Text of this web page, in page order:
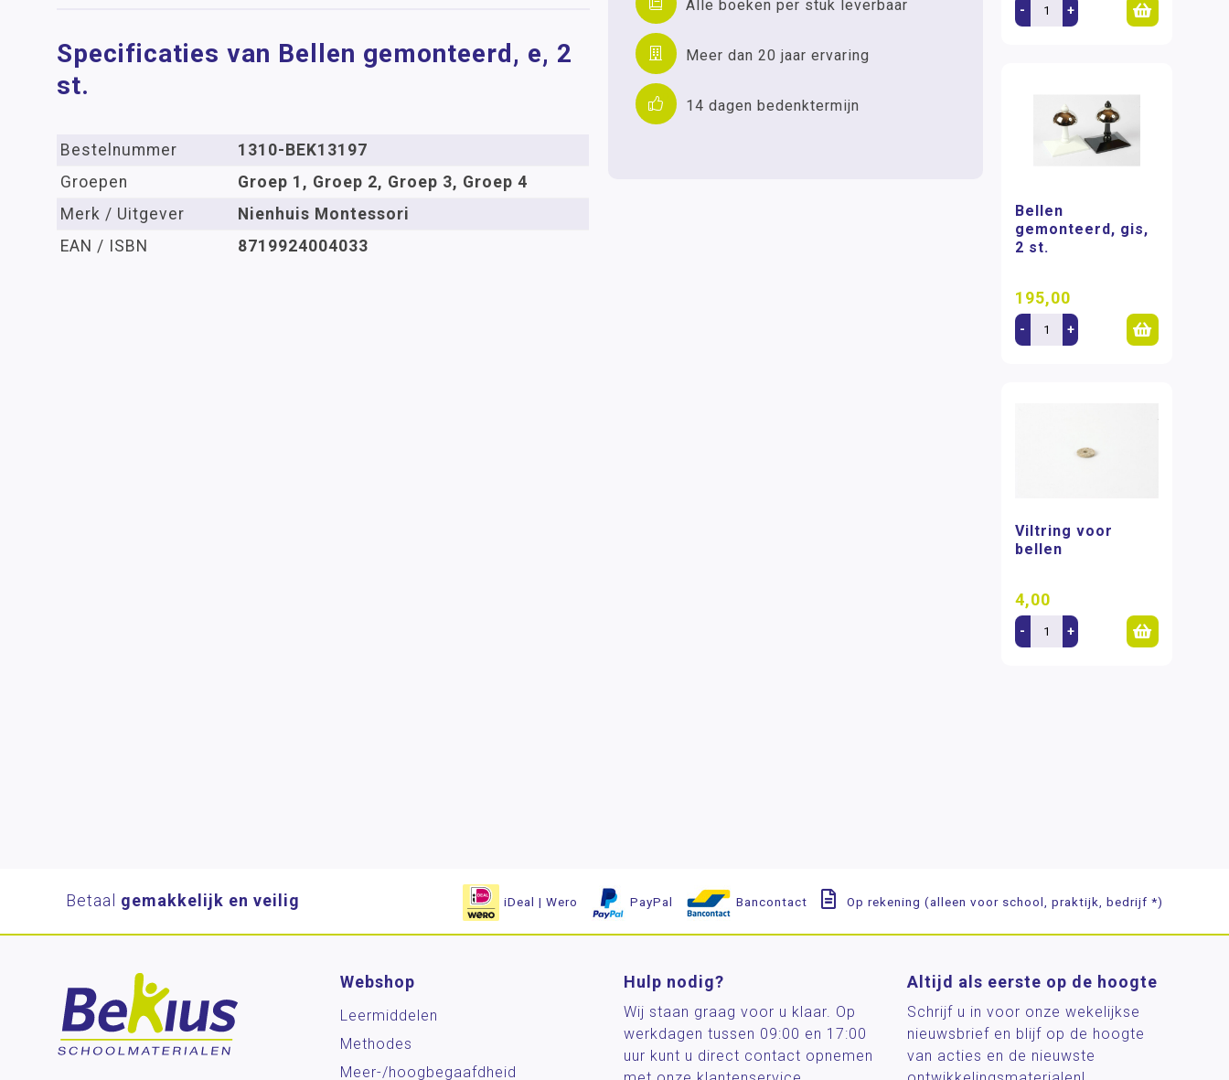
Alle boeken per stuk leverbaar
Meer dan 20 jaar ervaring
14 dagen bedenktermijn
Specificaties van Bellen gemonteerd, e, 2
st.
Bestelnummer
1310-BEK13197
Groepen
Groep 1, Groep 2, Groep 3, Groep 4
Merk / Uitgever
Nienhuis Montessori
EAN / ISBN
8719924004033
- +
Bellen
gemonteerd, gis,
2 st.
195,00
- +
Viltring voor
bellen
4,00
- +
Betaal gemakkelijk en veilig iDeal | Wero PayPal Bancontact Op rekening (alleen voor school, praktijk, bedrijf *)
Webshop
Leermiddelen
Methodes
Meer-/hoog­begaafdheid
Hulp nodig?
Wij staan graag voor u klaar. Op
werkdagen tussen 09:00 en 17:00
uur kunt u direct contact opnemen
Altijd als eerste op de hoogte
Schrijf u in voor onze wekelijkse
nieuwsbrief en blijf op de hoogte
van acties en de nieuwste